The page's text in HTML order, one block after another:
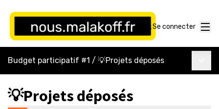
Se connecter
Budget participatif #1 / 💡Projets déposés
💡Projets déposés